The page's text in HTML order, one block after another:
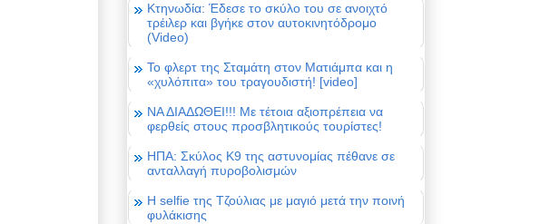
Κτηνωδία: Έδεσε το σκύλο του σε ανοιχτό
τρέιλερ και βγήκε στον αυτοκινητόδρομο
(Video)
Το φλερτ της Σταμάτη στον Ματιάμπα και η
«χυλόπιτα» του τραγουδιστή! [video]
ΝΑ ΔΙΑΔΩΘΕΙ!!! Με τέτοια αξιοπρέπεια να
φερθείς στους προσβλητικούς τουρίστες!
ΗΠΑ: Σκύλος Κ9 της αστυνομίας πέθανε σε
ανταλλαγή πυροβολισμών
Η selfie της Τζούλιας με μαγιό μετά την ποινή
φυλάκισης